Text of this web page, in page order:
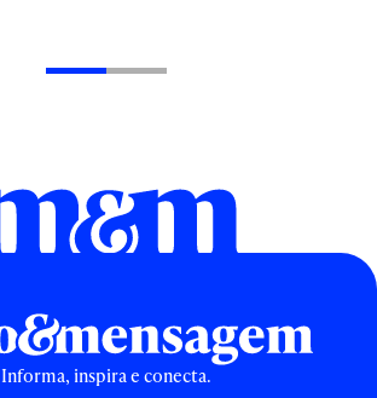
Informa, inspira e conecta.